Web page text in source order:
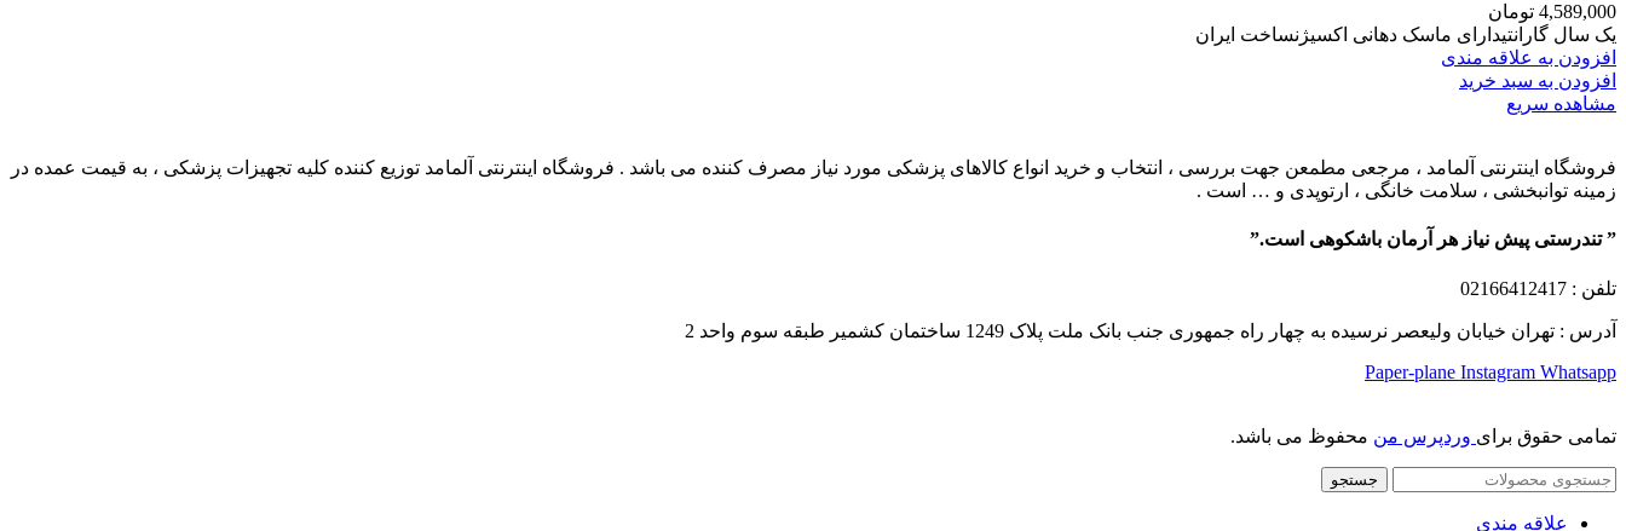
4,589,000 تومان
یک سال گارانتیدارای ماسک دهانی اکسیژنساخت ایران
افزودن به علاقه مندی
افزودن به سبد خرید
مشاهده سریع
فروشگاه اینترنتی آلمامد ، مرجعی مطمعن جهت بررسی ، انتخاب و خرید انواع کالاهای پزشکی مورد نیاز مصرف کننده می باشد . فروشگاه اینترنتی آلمامد توزیع کننده کلیه تجهیزات پزشکی ، به قیمت عمده در
زمینه توانبخشی ، سلامت خانگی ، ارتوپدی و … است .
” تندرستی پیش نیاز هر آرمان باشکوهی است.”
تلفن : 02166412417
آدرس : تهران خیابان ولیعصر نرسیده به چهار راه جمهوری جنب بانک ملت پلاک 1249 ساختمان کشمیر طبقه سوم واحد 2
Paper-plane Instagram Whatsapp
تمامی حقوق برای وردپرس من محفوظ می باشد.
جستجو
علاقه مندی